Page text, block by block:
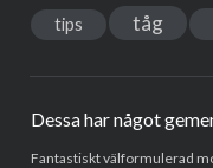
tips tåg
Dessa har något
Fantastiskt välformulerad